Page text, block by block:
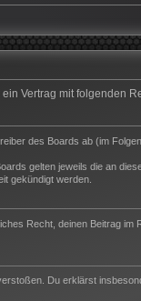
ein Vertrag mit folgenden
des Boards ab (im
gelten jeweils die an
gekündigt werden.
Recht, deinen Beitrag im
Du erklärst